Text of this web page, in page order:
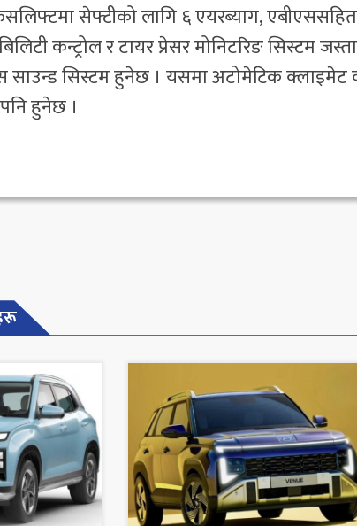
सेफ्टीको लागि ६ एयरब्याग, एबीएससहित
कन्ट्रोल र टायर प्रेसर मोनिटरिङ सिस्टम
साउन्ड सिस्टम हुनेछ । यसमा अटोमेटिक क्लाइमेट
हुनेछ ।